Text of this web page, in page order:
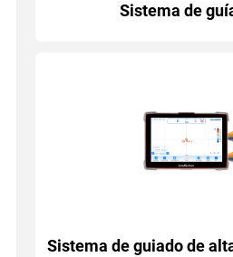
Sistema de
Sistema de guiado de